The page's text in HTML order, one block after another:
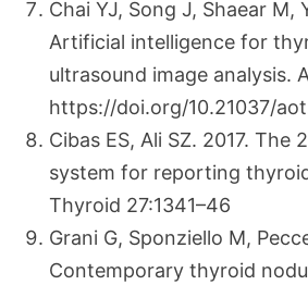
Chai YJ, Song J, Shaear M,
Artificial intelligence for
ultrasound image analysis.
https://doi.org/10.21037/
Cibas ES, Ali SZ. 2017. The
system for reporting
Thyroid 27:1341–46
Grani G, Sponziello M,
Contemporary thyroid